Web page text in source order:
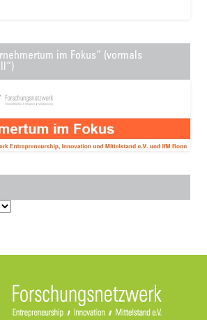
im Fokus“ (vormals